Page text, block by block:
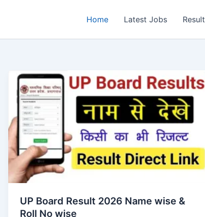
Home Latest Jobs Result
UP Board Result 2026 Name wise &
Roll No wise